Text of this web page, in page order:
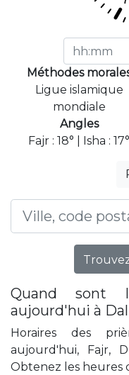
Méthodes
Ligue islamique
mondiale
Angles
Fajr : 18° | Isha : 17°
Quand sont
aujourd'hui à
Horaires des
aujourd'hui, Fajr,
Obtenez les heures